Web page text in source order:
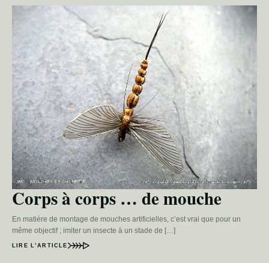
Corps à corps … de mouche
En matière de montage de mouches artificielles, c’est vrai que pour un
même objectif ; imiter un insecte à un stade de […]
LIRE L’ARTICLE